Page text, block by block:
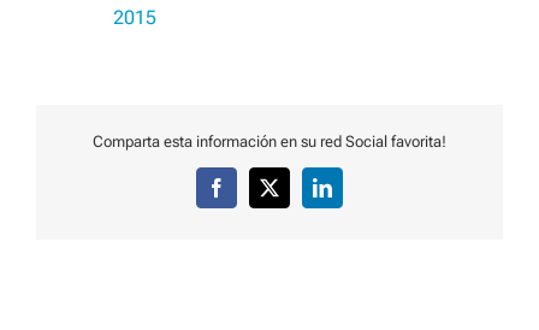
2015
Comparta esta información en su red Social favorita!
Facebook
X LinkedIn